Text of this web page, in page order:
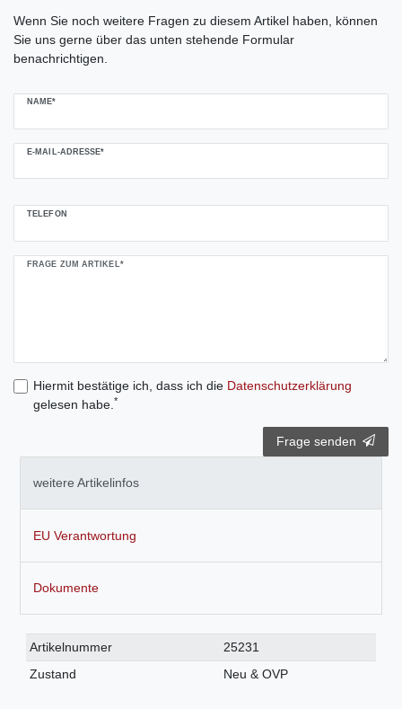
Wenn Sie noch weitere Fragen zu diesem Artikel haben, können
Sie uns gerne über das unten stehende Formular
benachrichtigen.
NAME*
E-MAIL-ADRESSE*
TELEFON
FRAGE ZUM ARTIKEL*
Hiermit bestätige ich, dass ich die Daten­schutz­erklärung
gelesen habe. *
Frage senden
weitere Artikelinfos
EU Verantwortung
Dokumente
Technisches
Merkmal
Wert
Artikelnummer
25231
Zustand
Neu & OVP